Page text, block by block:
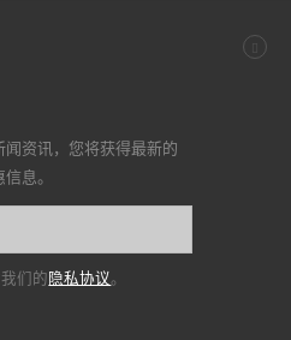
资讯，您将获得最新的
息。
们的隐私协议。